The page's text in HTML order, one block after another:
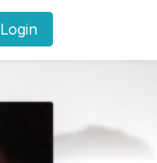
Login